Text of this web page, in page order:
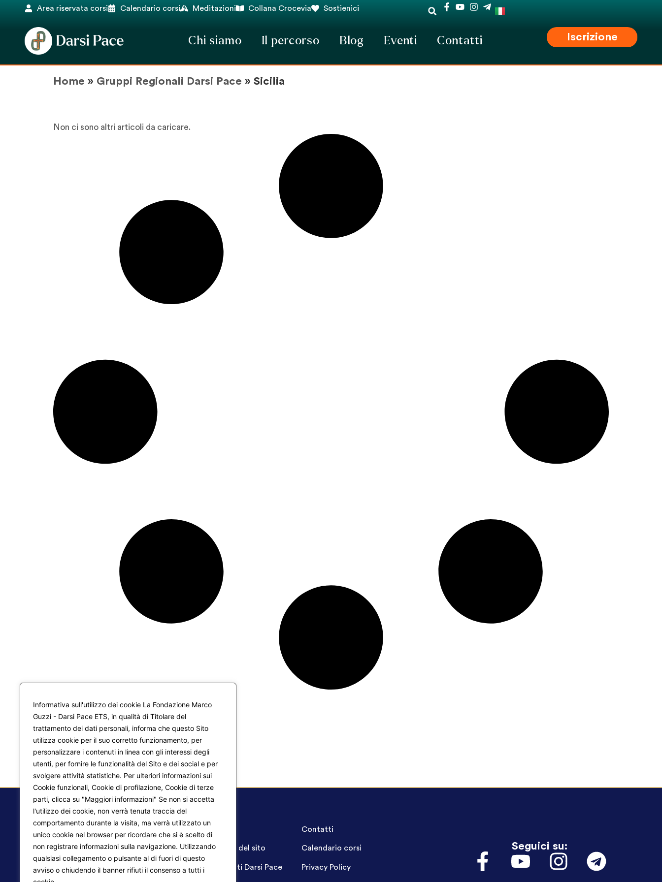
Informativa sull'utilizzo dei cookie La Fondazione Marco
Guzzi - Darsi Pace ETS, in qualità di Titolare del
trattamento dei dati personali, informa che questo Sito
utilizza cookie per il suo corretto funzionamento, per
personalizzare i contenuti in linea con gli interessi degli
utenti, per fornire le funzionalità del Sito e dei social e per
svolgere attività statistiche. Per ulteriori informazioni sui
Cookie funzionali, Cookie di profilazione, Cookie di terze
parti, clicca su "Maggiori informazioni" Se non si accetta
l'utilizzo dei cookie, non verrà tenuta traccia del
comportamento durante la visita, ma verrà utilizzato un
unico cookie nel browser per ricordare che si è scelto di
non registrare informazioni sulla navigazione. Utilizzando
qualsiasi collegamento o pulsante al di fuori di questo
avviso o chiudendo il banner rifiuti il consenso a tutti i
Area riservata corsi Calendario corsi Meditazioni Collana Crocevia Sostienici
Chi siamo Il percorso Blog Eventi Contatti Iscrizione
Home » Gruppi Regionali Darsi Pace » Sicilia
Non ci sono altri articoli da caricare.
Liberazione interiore
Mappa del sito
Progetti Darsi Pace
Contatti
Calendario corsi
Privacy Policy
Seguici su: